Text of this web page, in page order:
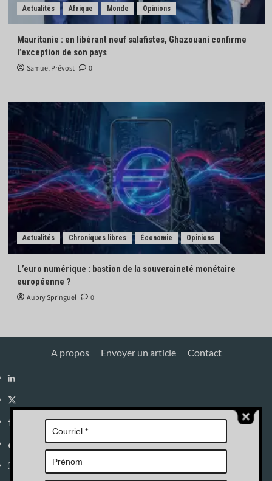
Actualités Afrique Monde Opinions
Mauritanie : en libérant neuf salafistes, Ghazouani confirme
l’exception de son pays
Samuel Prévost 0
Actualités Chroniques libres Économie Opinions
L’euro numérique : bastion de la souveraineté monétaire
européenne ?
Aubry Springuel 0
A propos Envoyer un article Contact
Linkedin
X
Facebook
Tik
Tok
Instagram